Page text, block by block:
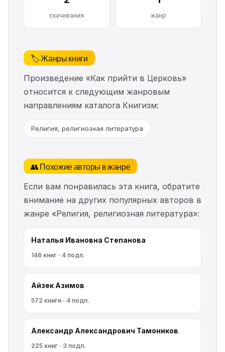
скачивания жанр
🏷️ Жанры книги
Произведение «Как прийти в Церковь»
относится к следующим жанровым
направлениям каталога Книгизм:
Религия, религиозная литература
👥 Похожие авторы в жанре
Если вам понравилась эта книга, обратите
внимание на других популярных авторов в
жанре «Религия, религиозная литература»:
Наталья Ивановна Степанова
146 книг · 4 подп.
Айзек Азимов
572 книги · 4 подп.
Александр Александрович Тамоников
225 книг · 3 подп.